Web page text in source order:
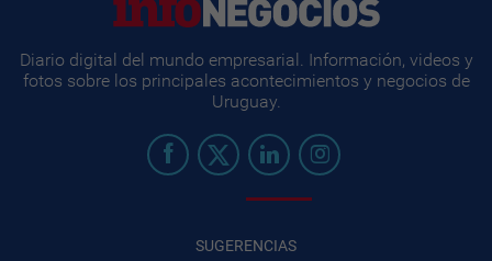
Diario digital del mundo empresarial. Información, videos y
fotos sobre los principales acontecimientos y negocios de
Uruguay.
SUGERENCIAS